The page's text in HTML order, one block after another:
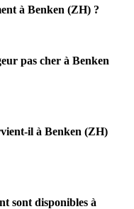
à Benken (ZH) ?
pas cher à Benken
il à Benken (ZH)
sont disponibles à